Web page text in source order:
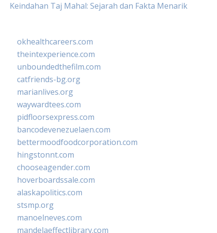
Keindahan Taj Mahal: Sejarah dan Fakta Menarik
okhealthcareers.com
theintexperience.com
unboundedthefilm.com
catfriends-bg.org
marianlives.org
waywardtees.com
pidfloorsexpress.com
bancodevenezuelaen.com
bettermoodfoodcorporation.com
hingstonnt.com
chooseagender.com
hoverboardssale.com
alaskapolitics.com
stsmp.org
manoelneves.com
mandelaeffectlibrary.com